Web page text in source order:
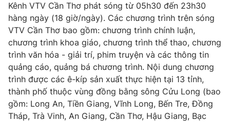
Phó Tổng Biên tập:Nguyễn Thị Mỹ Hạnh, Phạm Quốc Thắng,
Nguyễn Trọng Ninh
Tổng đài VTV:024.38 355 931 - 024.38 355 932
Ðiện thoại Thời báo VTV:024.66 897 897
Email:toasoan@vtv.vn
Liên hệ quảng cáo:024-7300.7108
Kênh VTV Cần Thơ phát sóng từ 05h30 đến 23h30
hàng ngày (18 giờ/ngày). Các chương trình trên sóng
VTV Cần Thơ bao gồm: chương trình chính luận,
chương trình khoa giáo, chương trình thể thao, chương
trình văn hóa - giải trí, phim truyện và các thông tin
quảng cáo, quảng bá chương trình. Nội dung chương
trình được các ê-kíp sản xuất thực hiện tại 13 tỉnh,
thành phố thuộc vùng đồng bằng sông Cửu Long (bao
gồm: Long An, Tiền Giang, Vĩnh Long, Bến Tre, Đồng
Tháp, Trà Vinh, An Giang, Cần Thơ, Hậu Giang, Bạc